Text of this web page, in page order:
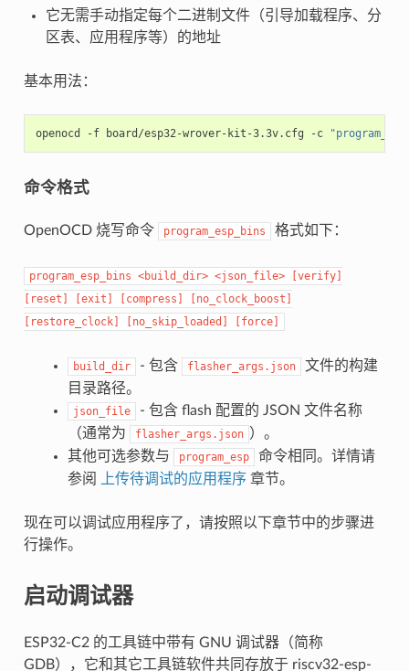
它无需手动指定每个二进制文件（引导加载程序、分
区表、应用程序等）的地址
基本用法：
openocd -f board/esp32-wrover-kit-3.3v.cfg -c
命令格式
OpenOCD 烧写命令 program_esp_bins 格式如下：
program_esp_bins <build_dir> <json_file>
[verify]
[reset]
[exit] [compress]
[no_clock_boost]
[restore_clock]
[no_skip_loaded] [force]
build_dir - 包含 flasher_args.json
文件的构建
目录路径。
json_file
- 包含 flash 配置的 JSON 文件名称
（通常为
flasher_args.json ）。
其他可选参数与
program_esp
命令相同。详情请
参阅 上传待调试的应用程序 章节。
现在可以调试应用程序了，请按照以下章节中的步骤进
行操作。
启动调试器
ESP32-C2 的工具链中带有 GNU 调试器（简称
GDB），它和其它工具链软件共同存放于 riscv32-esp-